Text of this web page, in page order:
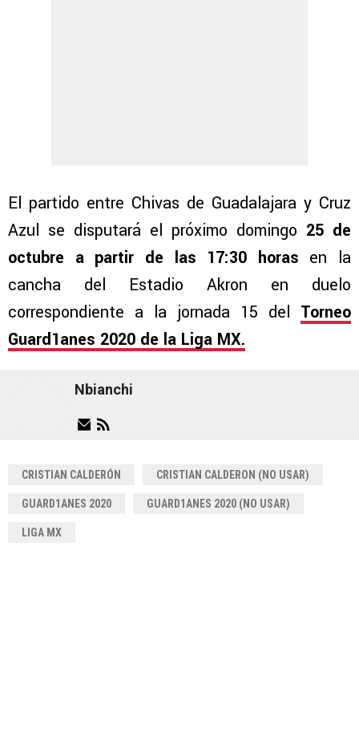
El partido entre Chivas de Guadalajara y Cruz
Azul se disputará el próximo domingo 25 de
octubre a partir de las 17:30 horas en la
cancha del Estadio Akron en duelo
correspondiente a la jornada 15 del Torneo
Guard1anes 2020 de la Liga MX.
Nbianchi
CRISTIAN CALDERÓN CRISTIAN CALDERON (NO USAR)
GUARD1ANES 2020 GUARD1ANES 2020 (NO USAR)
LIGA MX